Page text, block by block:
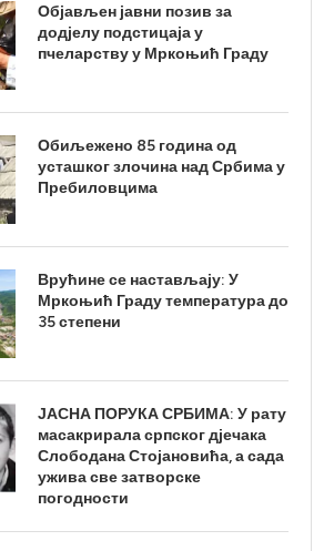
Објављен јавни позив за
додјелу подстицаја у
пчеларству у Мркоњић Граду
Обиљежено 85 година од
усташког злочина над Србима у
Пребиловцима
Врућине се настављају: У
Мркоњић Граду температура до
35 степени
ЈАСНА ПОРУКА СРБИМА: У рату
масакрирала српског дјечака
Слободана Стојановића, а сада
ужива све затворске
погодности